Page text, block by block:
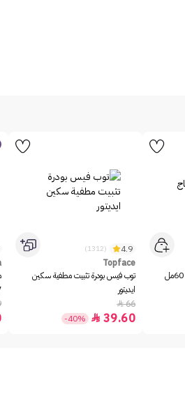
4.9
(1312)
Topface
توب فيس بودرة تثبيت مطفية سكين
ايديتور
66

39.60

-40%